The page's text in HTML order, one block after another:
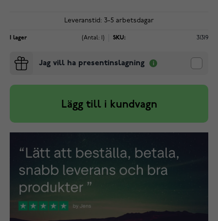
Leveranstid: 3-5 arbetsdagar
I lager (Antal: 1) SKU: 31319
Jag vill ha presentinslagning
Lägg till i kundvagn